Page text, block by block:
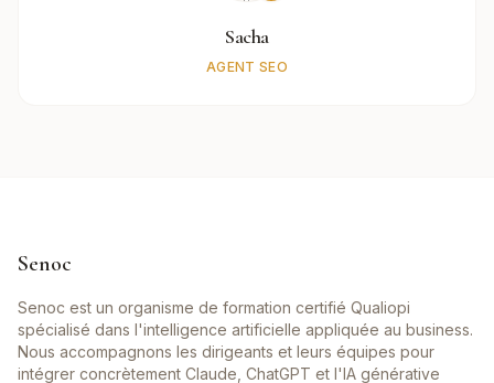
Sacha
AGENT SEO
Senoc
Senoc est un organisme de formation certifié Qualiopi
spécialisé dans l'intelligence artificielle appliquée au business.
Nous accompagnons les dirigeants et leurs équipes pour
intégrer concrètement Claude, ChatGPT et l'IA générative